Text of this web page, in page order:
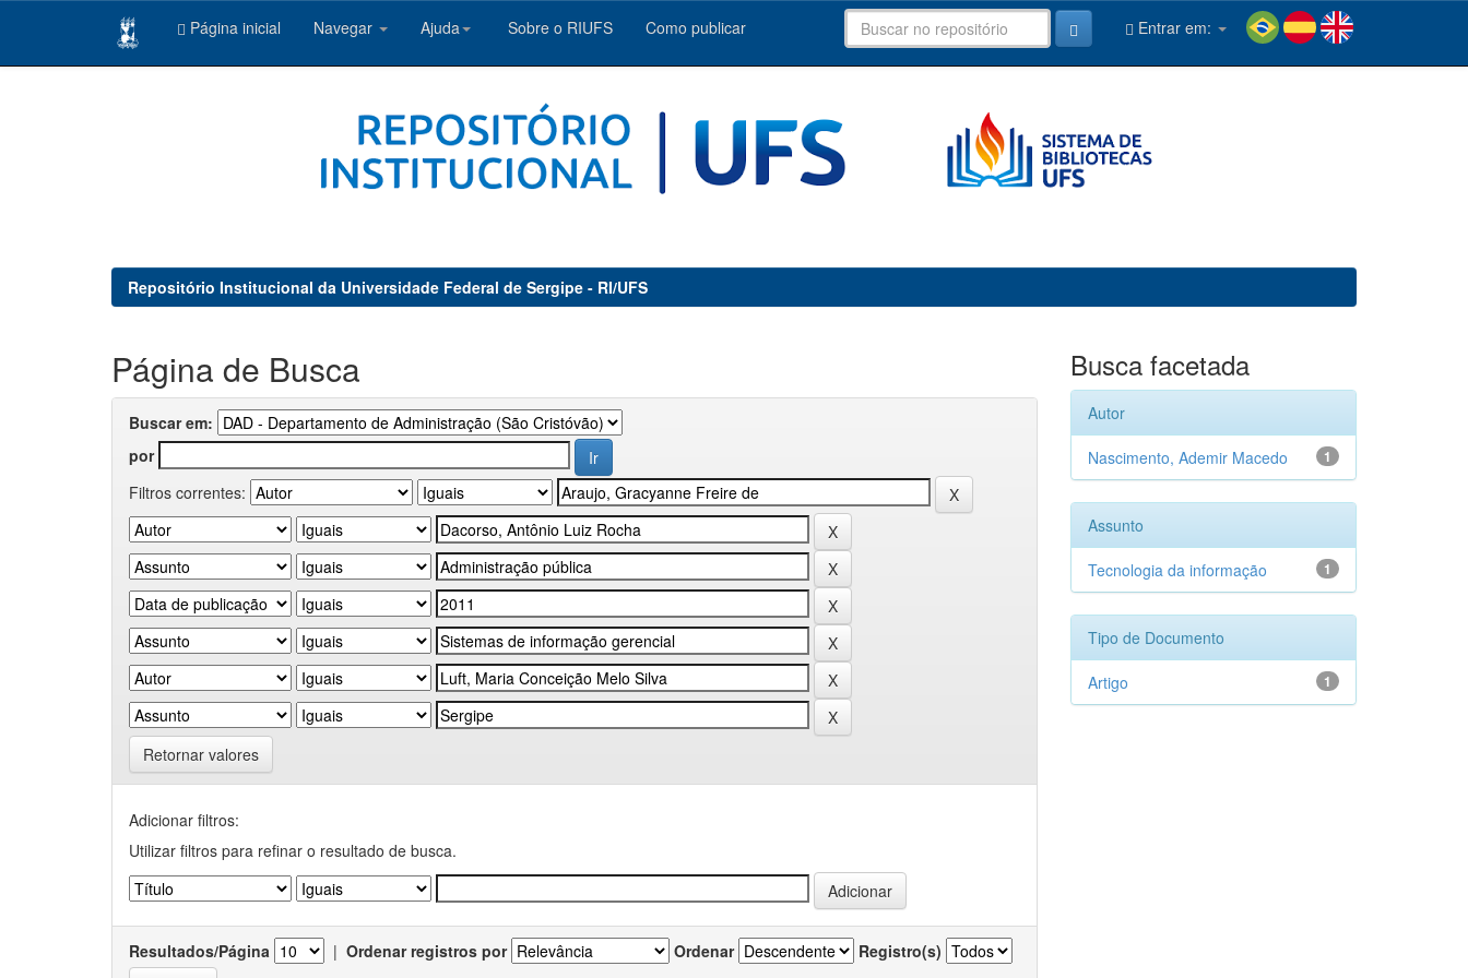
Página inicial Navegar Ajuda Sobre o RIUFS Como publicar Entrar em:
Repositório Institucional da Universidade Federal de Sergipe - RI/UFS
Página de Busca
Buscar em:
por
Filtros correntes:
Retornar valores
Adicionar filtros:
Utilizar filtros para refinar o resultado de busca.
Resultados/Página | Ordenar registros por Ordenar Registro(s)
Busca facetada
Autor
1
Nascimento, Ademir Macedo
Assunto
1
Tecnologia da informação
Tipo de Documento
1
Artigo